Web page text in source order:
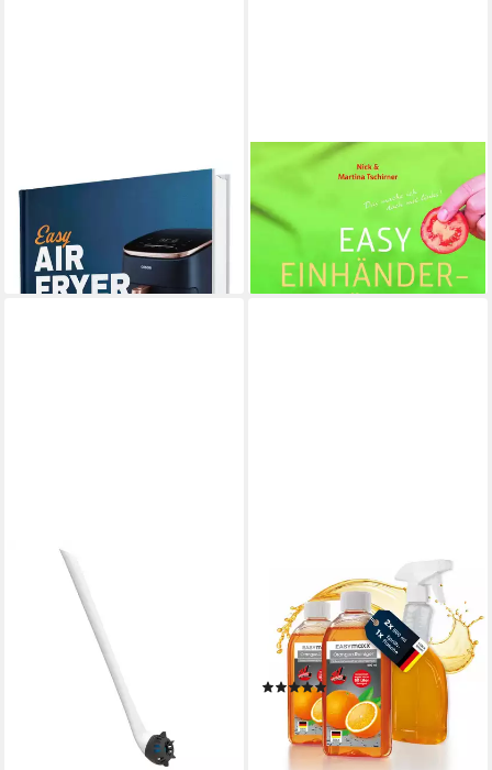
Easy Airfryer: Von schnellen
Klassikern bis hin zu neuen
Ideen, Für a / Sven Gaiser
20,00 €
lieferbar - in 2-3 Werktagen bei dir
Easy Einhänderküche /
Martina Tschirner, Nick
Tschirner
lieferbar - in 2-3 Werktagen bei dir
EASYMAXX
WC-Reinigungsbürste
EASYmaxx WC-Bürste 2in1-
Klick weiß/schwarz
UVP29,99 €
lieferbar - in 2-3 Werktagen bei dir
EASYmaxx Reinigungsmittel
Orangenreiniger 2x 500ml
inkl. Sprühflasche
Reinigungskonzentrat
(1)
16,12 € UVP29,99 €
-46%
lieferbar - in 2-3 Werktagen bei dir